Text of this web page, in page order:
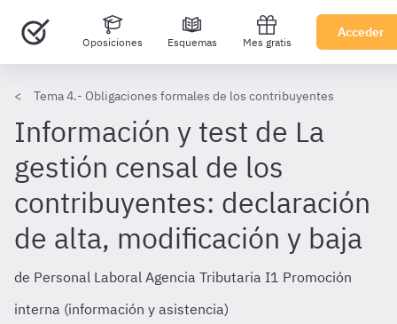
Oposiciones Esquemas Mes gratis
Acceder
Tema 4.- Obligaciones formales de los contribuyentes
Información y test de La
gestión censal de los
contribuyentes: declaración
de alta, modificación y baja
de Personal Laboral Agencia Tributaria I1 Promoción
interna (información y asistencia)